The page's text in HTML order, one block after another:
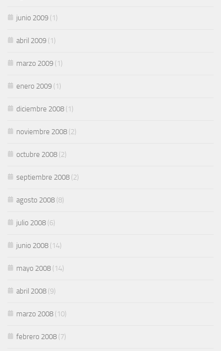
junio 2009 (1)
abril 2009 (1)
marzo 2009 (1)
enero 2009 (1)
diciembre 2008 (1)
noviembre 2008 (2)
octubre 2008 (2)
septiembre 2008 (2)
agosto 2008 (8)
julio 2008 (6)
junio 2008 (14)
mayo 2008 (14)
abril 2008 (9)
marzo 2008 (10)
febrero 2008 (7)